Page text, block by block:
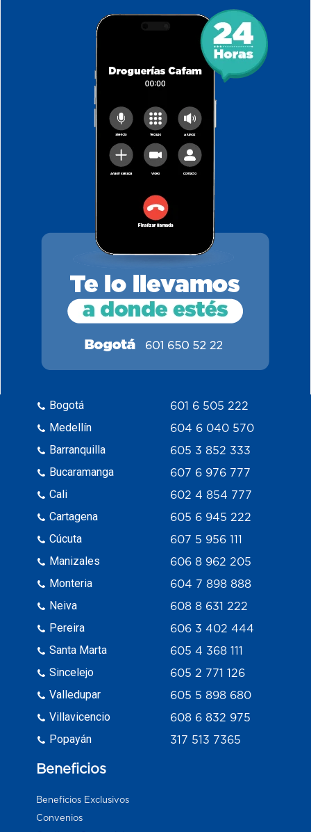
Bogotá
Medellín
Barranquilla
Bucaramanga
Cali
Cartagena
Cúcuta
Manizales
Monteria
Neiva
Pereira
Santa Marta
Sincelejo
Valledupar
Villavicencio
Popayán
601 6 505 222
604 6 040 570
605 3 852 333
607 6 976 777
602 4 854 777
605 6 945 222
607 5 956 111
606 8 962 205
604 7 898 888
608 8 631 222
606 3 402 444
605 4 368 111
605 2 771 126
605 5 898 680
608 6 832 975
317 513 7365
Beneficios
Beneficios Exclusivos
Convenios